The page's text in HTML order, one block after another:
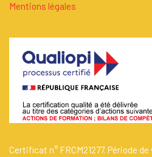
Mentions légales
Certificat n° FRCM21277. Période